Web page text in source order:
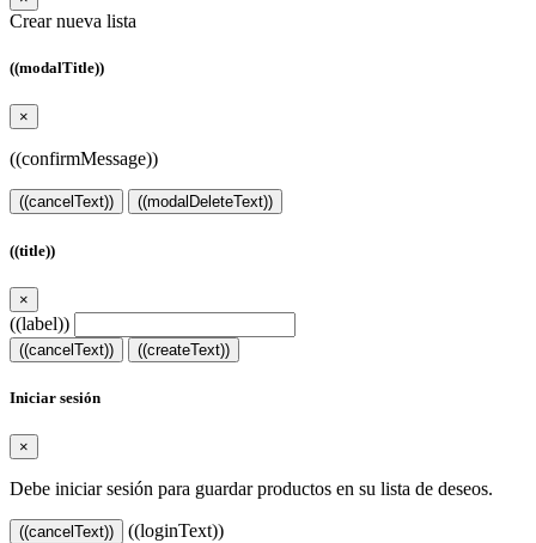
Crear nueva lista
((modalTitle))
×
((confirmMessage))
((cancelText)) ((modalDeleteText))
((title))
×
((label))
((cancelText)) ((createText))
Iniciar sesión
×
Debe iniciar sesión para guardar productos en su lista de deseos.
((cancelText)) ((loginText))